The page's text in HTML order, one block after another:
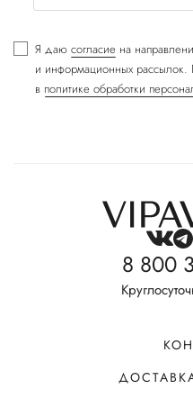
Я даю согласие на
и информационных
в политике обработки
8 800